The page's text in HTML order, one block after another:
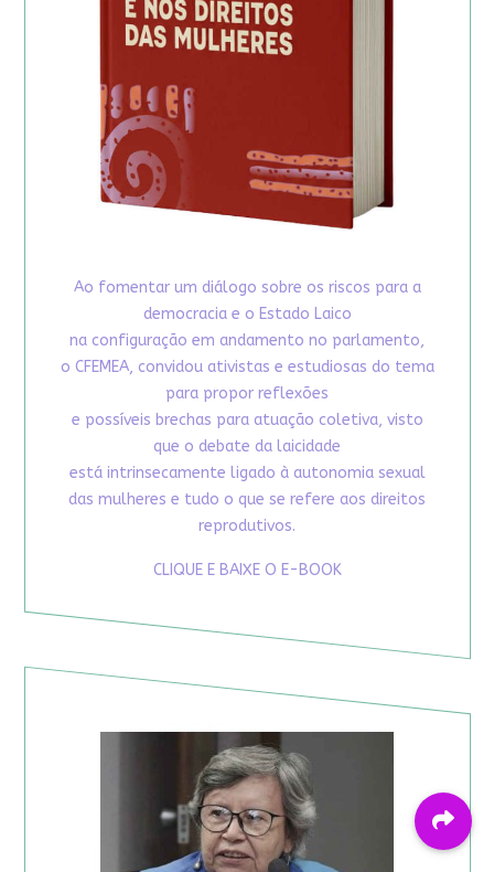
Ao fomentar um diálogo sobre os riscos para a
democracia e o Estado Laico
na configuração em andamento no parlamento,
o CFEMEA, convidou ativistas e estudiosas do tema
para propor reflexões
e possíveis brechas para atuação coletiva, visto
que o debate da laicidade
está intrinsecamente ligado à autonomia sexual
das mulheres e tudo o que se refere aos direitos
reprodutivos.
CLIQUE E BAIXE O E-BOOK